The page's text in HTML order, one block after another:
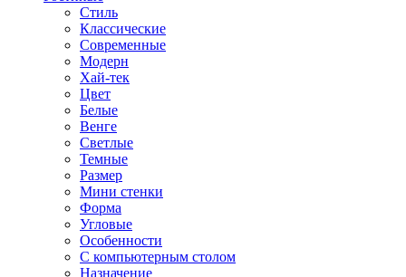
Стиль
Классические
Современные
Модерн
Хай-тек
Цвет
Белые
Венге
Светлые
Темные
Размер
Мини стенки
Форма
Угловые
Особенности
С компьютерным столом
Назначение